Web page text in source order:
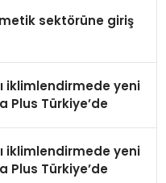
sektörüne giriş
iklimlendirmede yeni
Plus Türkiye’de
iklimlendirmede yeni
Plus Türkiye’de